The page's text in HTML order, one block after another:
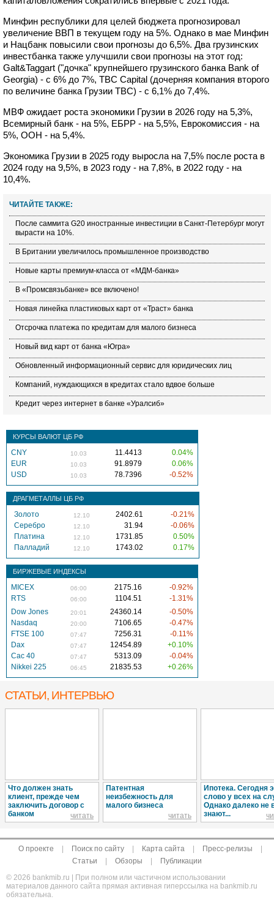
Минфин республики для целей бюджета прогнозировал
увеличение ВВП в текущем году на 5%. Однако в мае Минфин
и Нацбанк повысили свои прогнозы до 6,5%. Два грузинских
инвестбанка также улучшили свои прогнозы на этот год:
Galt&Taggart ("дочка" крупнейшего грузинского банка Bank of
Georgia) - с 6% до 7%, TBC Capital (дочерняя компания второго
по величине банка Грузии TBC) - с 6,1% до 7,4%.
МВФ ожидает роста экономики Грузии в 2026 году на 5,3%,
Всемирный банк - на 5%, ЕБРР - на 5,5%, Еврокомиссия - на
5%, ООН - на 5,4%.
Экономика Грузии в 2025 году выросла на 7,5% после роста в
2024 году на 9,5%, в 2023 году - на 7,8%, в 2022 году - на
10,4%.
ЧИТАЙТЕ ТАКЖЕ:
После саммита G20 иностранные инвестиции в Санкт-Петербург могут
вырасти на 10%.
В Британии увеличилось промышленное производство
Новые карты премиум-класса от «МДМ-банка»
В «Промсвязьбанке» все включено!
Новая линейка пластиковых карт от «Траст» банка
Отсрочка платежа по кредитам для малого бизнеса
Новый вид карт от банка «Югра»
Обновленный информационный сервис для юридических лиц
Компаний, нуждающихся в кредитах стало вдвое больше
Кредит через интернет в банке «Уралсиб»
КУРСЫ ВАЛЮТ ЦБ РФ
CNY 10.03 11.4413
0.04%
EUR
10.03 91.8979
0.06%
USD
10.03 78.7396 -0.52%
ДРАГМЕТАЛЛЫ ЦБ РФ
Золото 12.10 2402.61
-0.21%
Серебро
12.10 31.94
-0.06%
Платина
12.10 1731.85
0.50%
Палладий
12.10 1743.02 0.17%
БИРЖЕВЫЕ ИНДЕКСЫ
MICEX 06:00 2175.16
-0.92%
RTS
06:00 1104.51
-1.31%
Dow Jones
20:01 24360.14
-0.50%
Nasdaq
20:00 7106.65
-0.47%
FTSE 100
07:47 7256.31
-0.11%
Dax
07:47 12454.89
+0.10%
Cac 40
07:47 5313.09
-0.04%
Nikkei 225
06:45 21835.53 +0.26%
СТАТЬИ, ИНТЕРВЬЮ
Что должен знать
клиент, прежде чем
заключить договор с
банком
читать
Патентная
неизбежность для
малого бизнеса
читать
Ипотека. Сегодня
слово у всех на
Однако далеко не
знают...
О проекте | Поиск по сайту | Карта сайта | Пресс-релизы
|
Статьи
| Обзоры |
Публикации
© 2026 bankmib.ru | При полном или частичном использовании
материалов данного сайта прямая активная гиперссылка на bankmib.ru
обязательна.